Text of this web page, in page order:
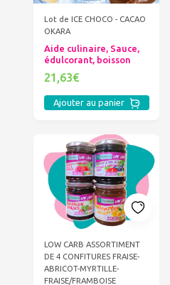
Lot de ICE CHOCO - CACAO
OKARA
Aide culinaire, Sauce,
édulcorant, boisson
21,63€
Ajouter au panier
LOW CARB ASSORTIMENT
DE 4 CONFITURES FRAISE-
ABRICOT-MYRTILLE-
FRAISE/FRAMBOISE